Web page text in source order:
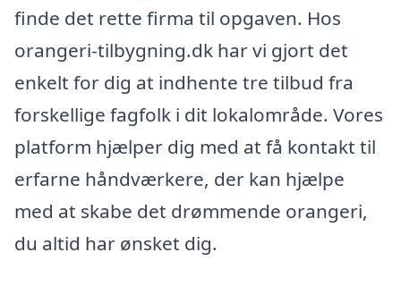
finde det rette firma til opgaven. Hos
orangeri-tilbygning.dk har vi gjort det
enkelt for dig at indhente tre tilbud fra
forskellige fagfolk i dit lokalområde. Vores
platform hjælper dig med at få kontakt til
erfarne håndværkere, der kan hjælpe
med at skabe det drømmende orangeri,
du altid har ønsket dig.